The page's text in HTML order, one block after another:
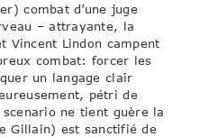
combat d’une juge
– attrayante, la
Vincent Lindon campent
combat: forcer les
un langage clair
pétri de
ne tient guère la
Gillain) est sanctifié de